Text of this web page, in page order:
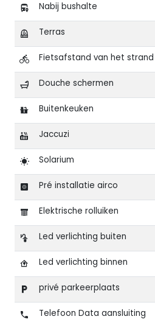
Nabij bushalte
Terras
Fietsafstand van het strand
Douche schermen
Buitenkeuken
Jaccuzi
Solarium
Pré installatie airco
Elektrische rolluiken
Led verlichting buiten
Led verlichting binnen
privé parkeerplaats
Telefoon Data aansluiting